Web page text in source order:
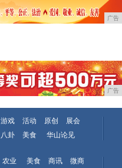
广告
广告
游戏 活动 原创
展会
八卦 美食 华山论见
农业 美食 商讯
微商